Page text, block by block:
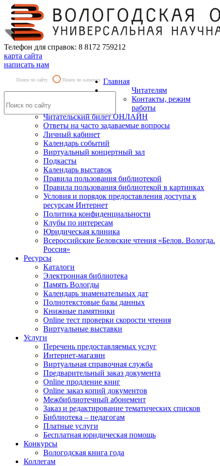
Телефон для справок: 8 8172 759212
карта сайта
написать нам
Поиск по сайту Поиск по каталогу Главная
Читателям
Контакты, режим
работы
Читательский билет ОНЛАЙН
Ответы на часто задаваемые вопросы
Личный кабинет
Календарь событий
Виртуальный концертный зал
Подкасты
Календарь выставок
Правила пользования библиотекой
Правила пользования библиотекой в картинках
Условия и порядок предоставления доступа к
ресурсам Интернет
Политика конфиденциальности
Клубы по интересам
Юридическая клиника
Всероссийские Беловские чтения «Белов. Вологда.
Россия»
Ресурсы
Каталоги
Электронная библиотека
Память Вологды
Календарь знаменательных дат
Полнотекстовые базы данных
Книжные памятники
Online тест проверки скорости чтения
Виртуальные выставки
Услуги
Перечень предоставляемых услуг
Интернет-магазин
Виртуальная справочная служба
Предварительный заказ документа
Online продление книг
Online заказ копий документов
Межбиблиотечный абонемент
Заказ и редактирование тематических списков
Библиотека – педагогам
Платные услуги
Бесплатная юридическая помощь
Конкурсы
Вологодская книга года
Коллегам